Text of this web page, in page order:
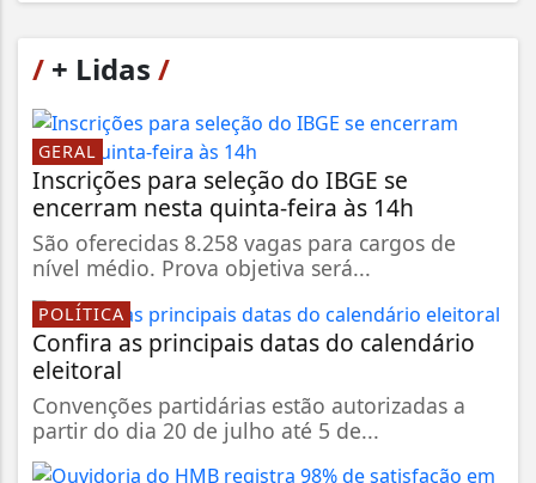
/ + Lidas /
GERAL
Inscrições para seleção do IBGE se
encerram nesta quinta-feira às 14h
São oferecidas 8.258 vagas para cargos de
nível médio. Prova objetiva será...
POLÍTICA
Confira as principais datas do calendário
eleitoral
Convenções partidárias estão autorizadas a
partir do dia 20 de julho até 5 de...